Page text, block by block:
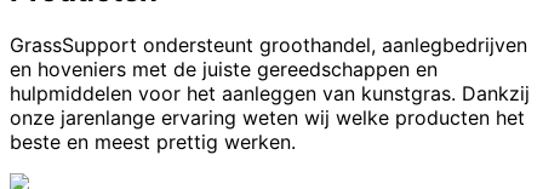
GrassSupport ondersteunt groothandel, aanlegbedrijven
en hoveniers met de juiste gereedschappen en
hulpmiddelen voor het aanleggen van kunstgras. Dankzij
onze jarenlange ervaring weten wij welke producten het
beste en meest prettig werken.